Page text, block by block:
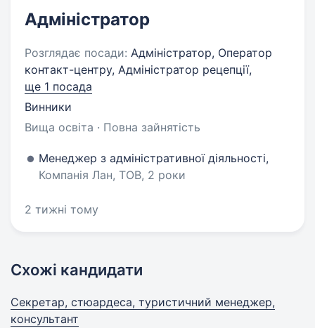
Адміністратор
Розглядає посади: Адміністратор, Оператор
контакт-центру, Адміністратор рецепції,
ще 1 посада
Винники
Вища освіта · Повна зайнятість
Менеджер з адміністративної діяльності,
Компанія Лан, ТОВ, 2 роки
2 тижні тому
Схожі кандидати
Секретар, стюардеса, туристичний менеджер,
консультант